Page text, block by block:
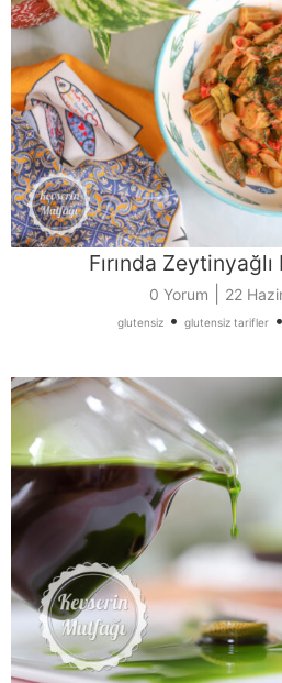
Fırında
0 Yorum 22
glutensiz • glutensiz tarifler •